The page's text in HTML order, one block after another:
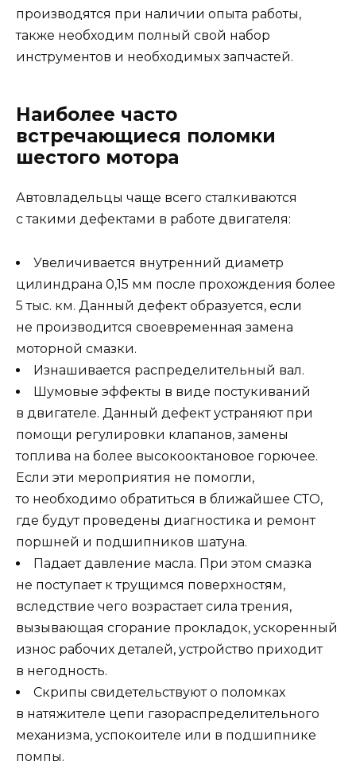
производятся при наличии опыта работы,
также необходим полный свой набор
инструментов и необходимых запчастей.
Наиболее часто
встречающиеся поломки
шестого мотора
Автовладельцы чаще всего сталкиваются
с такими дефектами в работе двигателя:
Увеличивается внутренний диаметр
цилиндрана 0,15 мм после прохождения более
5 тыс. км. Данный дефект образуется, если
не производится своевременная замена
моторной смазки.
Изнашивается распределительный вал.
Шумовые эффекты в виде постукиваний
в двигателе. Данный дефект устраняют при
помощи регулировки клапанов, замены
топлива на более высокооктановое горючее.
Если эти мероприятия не помогли,
то необходимо обратиться в ближайшее СТО,
где будут проведены диагностика и ремонт
поршней и подшипников шатуна.
Падает давление масла. При этом смазка
не поступает к трущимся поверхностям,
вследствие чего возрастает сила трения,
вызывающая сгорание прокладок, ускоренный
износ рабочих деталей, устройство приходит
в негодность.
Скрипы свидетельствуют о поломках
в натяжителе цепи газораспределительного
механизма, успокоителе или в подшипнике
помпы.